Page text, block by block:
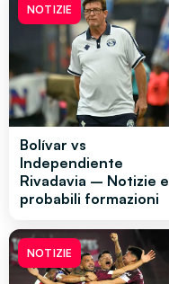
NOTIZIE
Bolívar vs
Independiente
Rivadavia – Notizie e
probabili formazioni
NOTIZIE